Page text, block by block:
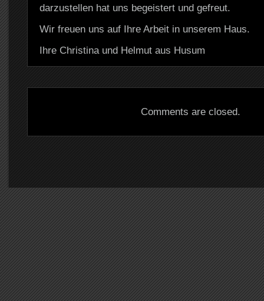
darzustellen hat uns begeistert und gefreut.
Wir freuen uns auf Ihre Arbeit in unserem Haus.
Ihre Christina und Helmut aus Husum
Comments are closed.